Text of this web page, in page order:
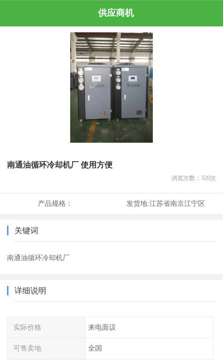
供应商机
南通油循环冷却机厂 使用方便
浏览次数： 320次
产品规格： 发货地:江苏省南京江宁区
关键词
南通油循环冷却机厂
详细说明
实际价格 来电面议
可售卖地 全国